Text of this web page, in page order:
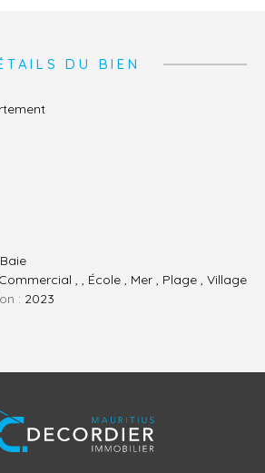
DU BIEN
, , École , Mer , Plage , Village
: 2023